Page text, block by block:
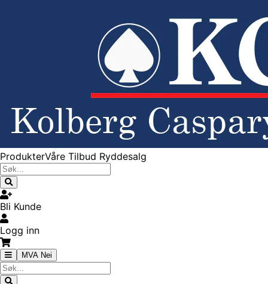
ProdukterVåre Tilbud Ryddesalg
Bli Kunde
Logg inn
MVA Nei